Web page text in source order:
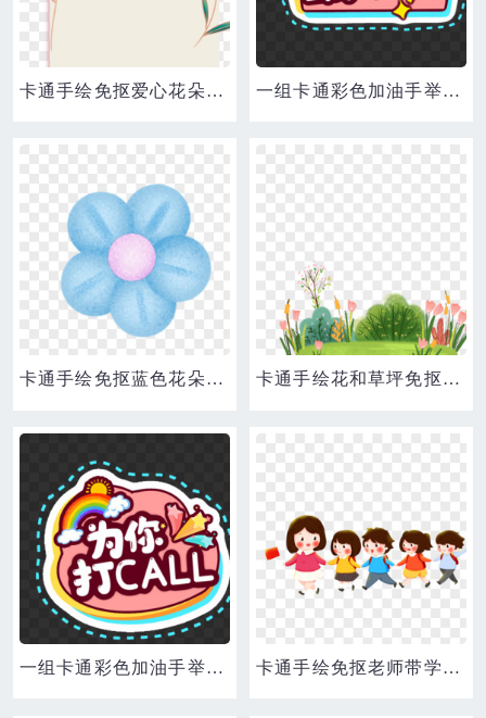
卡通手绘免抠爱心花朵边框素材 一组卡通彩色加油手举牌免抠装饰最牛的素材
卡通手绘免抠蓝色花朵素材 卡通手绘花和草坪免抠装饰素材
一组卡通彩色加油手举牌免抠装饰为你打call素材 卡通手绘免抠老师带学生郊游素材